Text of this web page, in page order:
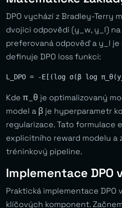
DPO vychází z Bradley-Terry
dvojici odpovědí (y_w, y_l)
preferovaná odpověď a y_l
definuje DPO loss funkci:
Kde π_θ je optimalizovaný
model a β je hyperparametr
regularizace. Tato formulace
explicitního reward modelu a
tréninkový pipeline.
Implementace DPO
Praktická implementace DPO
klíčových komponent.